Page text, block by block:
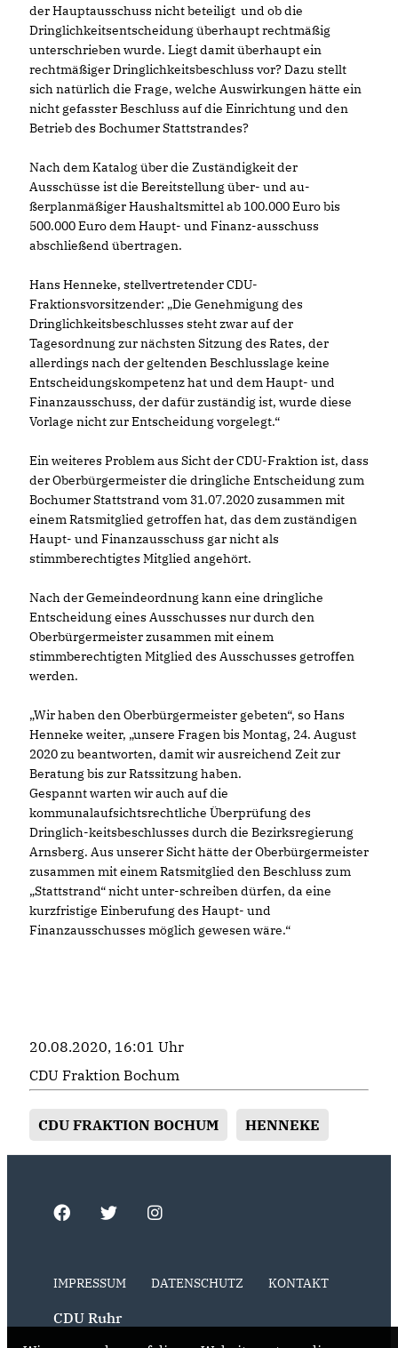
der Hauptausschuss nicht beteiligt und ob die
Dringlichkeitsentscheidung überhaupt rechtmäßig
unterschrieben wurde. Liegt damit überhaupt ein
rechtmäßiger Dringlichkeitsbeschluss vor? Dazu stellt
sich natürlich die Frage, welche Auswirkungen hätte ein
nicht gefasster Beschluss auf die Einrichtung und den
Betrieb des Bochumer Stattstrandes?
Nach dem Katalog über die Zuständigkeit der
Ausschüsse ist die Bereitstellung über- und au-
ßerplanmäßiger Haushaltsmittel ab 100.000 Euro bis
500.000 Euro dem Haupt- und Finanz-ausschuss
abschließend übertragen.
Hans Henneke, stellvertretender CDU-
Fraktionsvorsitzender: „Die Genehmigung des
Dringlichkeitsbeschlusses steht zwar auf der
Tagesordnung zur nächsten Sitzung des Rates, der
allerdings nach der geltenden Beschlusslage keine
Entscheidungskompetenz hat und dem Haupt- und
Finanzausschuss, der dafür zuständig ist, wurde diese
Vorlage nicht zur Entscheidung vorgelegt.“
Ein weiteres Problem aus Sicht der CDU-Fraktion ist, dass
der Oberbürgermeister die dringliche Entscheidung zum
Bochumer Stattstrand vom 31.07.2020 zusammen mit
einem Ratsmitglied getroffen hat, das dem zuständigen
Haupt- und Finanzausschuss gar nicht als
stimmberechtigtes Mitglied angehört.
Nach der Gemeindeordnung kann eine dringliche
Entscheidung eines Ausschusses nur durch den
Oberbürgermeister zusammen mit einem
stimmberechtigten Mitglied des Ausschusses getroffen
werden.
Wir haben den Oberbürgermeister gebeten“, so Hans
Henneke weiter, „unsere Fragen bis Montag, 24. August
2020 zu beantworten, damit wir ausreichend Zeit zur
Beratung bis zur Ratssitzung haben.
Gespannt warten wir auch auf die
kommunalaufsichtsrechtliche Überprüfung des
Dringlich-keitsbeschlusses durch die Bezirksregierung
Arnsberg. Aus unserer Sicht hätte der Oberbürgermeister
zusammen mit einem Ratsmitglied den Beschluss zum
Stattstrand“ nicht unter-schreiben dürfen, da eine
kurzfristige Einberufung des Haupt- und
Finanzausschusses möglich gewesen wäre.“
20.08.2020, 16:01 Uhr
CDU Fraktion Bochum
CDU FRAKTION BOCHUM HENNEKE
IMPRESSUM DATENSCHUTZ KONTAKT
CDU Ruhr